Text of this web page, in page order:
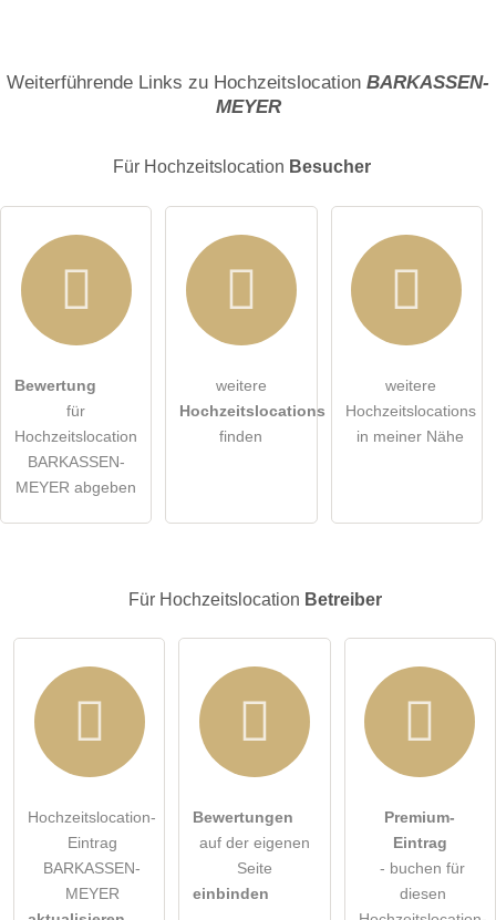
E-Mail-Adresse (wird nicht veröffentlicht)
Die Datenschutzerklärung habe ich zur Kenntnis genommen.
öffentliche Frage stellen
Hinweis:Bitte beachten Sie, öffentliche Fragen sindfür alle
Hochzeitslocation-Eintrag zu stellen.
Weiterführende Links zu Hochzeitslocation BARKASSEN-
MEYER
Für Hochzeitslocation Besucher
Bewertung
für
Hochzeitslocation
BARKASSEN-
MEYER abgeben
weitere
Hochzeitslocations
finden
weitere
Hochzeitslocations
in meiner Nähe
Für Hochzeitslocation Betreiber
Hochzeitslocation-
Eintrag
BARKASSEN-
MEYER
Bewertungen
auf der eigenen
Seite
einbinden
Premium-
Eintrag
- buchen für
diesen